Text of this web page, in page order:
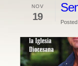
NOV
19